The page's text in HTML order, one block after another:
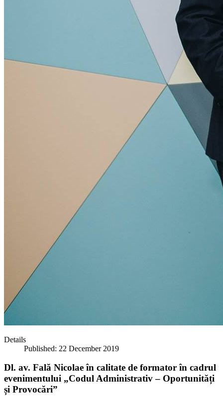
Details
Published: 22 December 2019
Dl. av. Fală Nicolae în calitate de formator în cadrul
evenimentului „Codul Administrativ – Oportunități
și Provocări”